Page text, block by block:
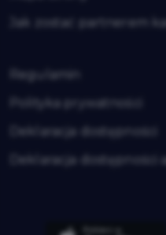
Jak zostać partnerem
Regulamin
Polityka prywatności
Deklaracja dostępności
Deklaracja dostępności